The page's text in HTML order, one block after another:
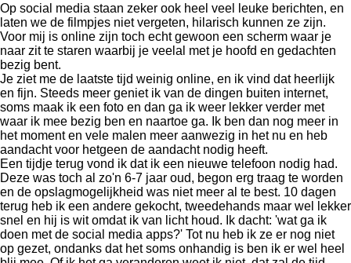
Op social media staan zeker ook heel veel leuke berichten, en
laten we de filmpjes niet vergeten, hilarisch kunnen ze zijn.
Voor mij is online zijn toch echt gewoon een scherm waar je
naar zit te staren waarbij je veelal met je hoofd en gedachten
bezig bent.
Je ziet me de laatste tijd weinig online, en ik vind dat heerlijk
en fijn. Steeds meer geniet ik van de dingen buiten internet,
soms maak ik een foto en dan ga ik weer lekker verder met
waar ik mee bezig ben en naartoe ga. Ik ben dan nog meer in
het moment en vele malen meer aanwezig in het nu en heb
aandacht voor hetgeen de aandacht nodig heeft.
Een tijdje terug vond ik dat ik een nieuwe telefoon nodig had.
Deze was toch al zo'n 6-7 jaar oud, begon erg traag te worden
en de opslagmogelijkheid was niet meer al te best. 10 dagen
terug heb ik een andere gekocht, tweedehands maar wel lekker
snel en hij is wit omdat ik van licht houd. Ik dacht: 'wat ga ik
doen met de social media apps?' Tot nu heb ik ze er nog niet
op gezet, ondanks dat het soms onhandig is ben ik er wel heel